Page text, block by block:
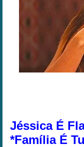
Jéssica É
*Família É